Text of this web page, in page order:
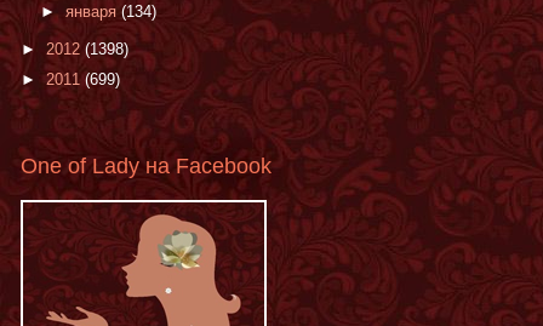
► января (134)
► 2012 (1398)
►2011 (699)
One of Lady на Facebook